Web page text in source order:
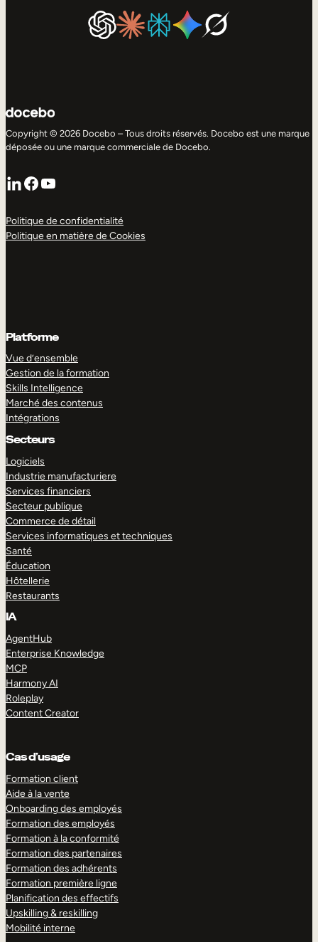
Copyright © 2026 Docebo – Tous droits réservés. Docebo est une marque
déposée ou une marque commerciale de Docebo.
LinkedIn
Facebook
YouTube
Politique de confidentialité
Politique en matière de Cookies
Platforme
Vue d’ensemble
Gestion de la formation
Skills Intelligence
Marché des contenus
Intégrations
Secteurs
Logiciels
Industrie manufacturiere
Services financiers
Secteur publique
Commerce de détail
Services informatiques et techniques
Santé
Éducation
Hôtellerie
Restaurants
IA
AgentHub
Enterprise Knowledge
MCP
Harmony AI
Roleplay
Content Creator
Cas d’usage
Formation client
Aide à la vente
Onboarding des employés
Formation des employés
Formation à la conformité
Formation des partenaires
Formation des adhérents
Formation première ligne
Planification des effectifs
Upskilling & reskilling
Mobilité interne